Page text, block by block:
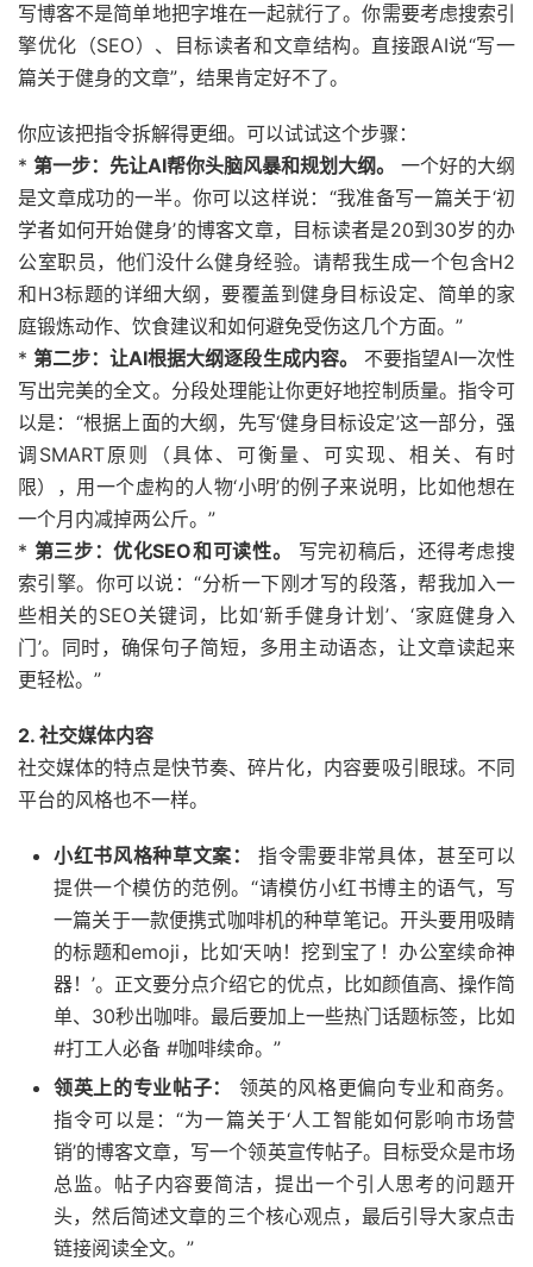
写博客不是简单地把字堆在一起就行了。你需要考虑搜索引
擎优化（SEO）、目标读者和文章结构。直接跟AI说“写一
篇关于健身的文章”，结果肯定好不了。
你应该把指令拆解得更细。可以试试这个步骤：
* 第一步：先让AI帮你头脑风暴和规划大纲。
一个好的大纲
是文章成功的一半。你可以这样说：“我准备写一篇关于‘初
学者如何开始健身’的博客文章，目标读者是20到30岁的办
公室职员，他们没什么健身经验。请帮我生成一个包含H2
和H3标题的详细大纲，要覆盖到健身目标设定、简单的家
庭锻炼动作、饮食建议和如何避免受伤这几个方面。”
*第二步：让AI根据大纲逐段生成内容。
不要指望AI一次性
写出完美的全文。分段处理能让你更好地控制质量。指令可
以是：“根据上面的大纲，先写‘健身目标设定’这一部分，强
调SMART原则（具体、可衡量、可实现、相关、有时
限），用一个虚构的人物‘小明’的例子来说明，比如他想在
一个月内减掉两公斤。”
* 第三步：优化SEO和可读性。
写完初稿后，还得考虑搜
索引擎。你可以说：“分析一下刚才写的段落，帮我加入一
些相关的SEO关键词，比如‘新手健身计划’、‘家庭健身入
门’。同时，确保句子简短，多用主动语态，让文章读起来
更轻松。”
2. 社交媒体内容
社交媒体的特点是快节奏、碎片化，内容要吸引眼球。不同
平台的风格也不一样。
小红书风格种草文案：
指令需要非常具体，甚至可以
提供一个模仿的范例。“请模仿小红书博主的语气，写
一篇关于一款便携式咖啡机的种草笔记。开头要用吸睛
的标题和emoji，比如‘天呐！挖到宝了！办公室续命神
器！’。正文要分点介绍它的优点，比如颜值高、操作简
单、30秒出咖啡。最后要加上一些热门话题标签，比如
#打工人必备 #咖啡续命。”
领英上的专业帖子：
领英的风格更偏向专业和商务。
指令可以是：“为一篇关于‘人工智能如何影响市场营
销’的博客文章，写一个领英宣传帖子。目标受众是市场
总监。帖子内容要简洁，提出一个引人思考的问题开
头，然后简述文章的三个核心观点，最后引导大家点击
链接阅读全文。”